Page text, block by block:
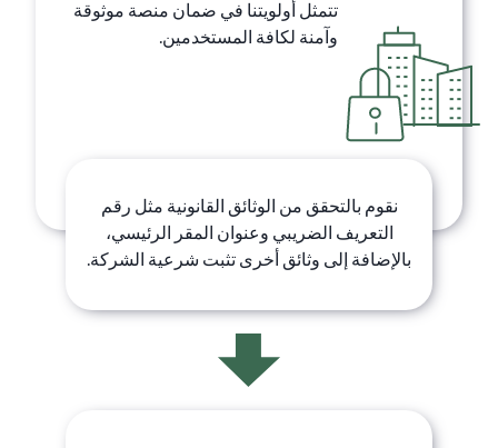
تتمثل أولويتنا في ضمان منصة موثوقة
وآمنة لكافة المستخدمين.
نقوم بالتحقق من الوثائق القانونية مثل رقم
التعريف الضريبي وعنوان المقر الرئيسي،
بالإضافة إلى وثائق أخرى تثبت شرعية الشركة.